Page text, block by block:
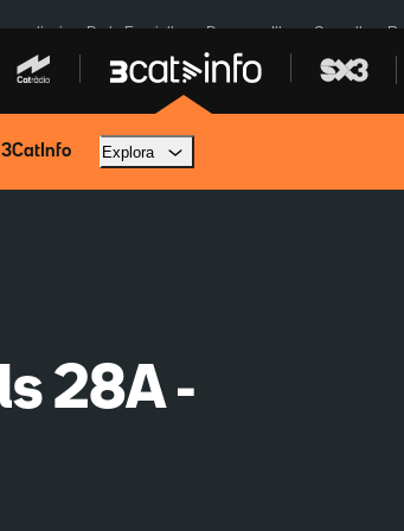
eclipsi De la Espriella Dos anys Illa Granollers
3CatInfo Explora
28A -